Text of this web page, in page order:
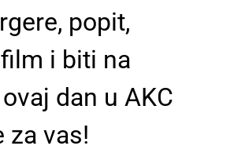
popit,
i biti na
dan u AKC
za vas!